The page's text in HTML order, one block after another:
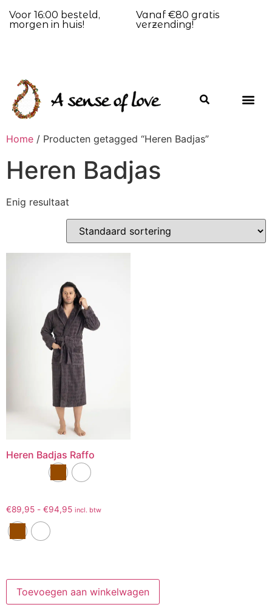
Voor 16:00 besteld,
morgen in huis!
Vanaf €80 gratis
verzending!
Home / Producten getagged “Heren Badjas”
Heren Badjas
Enig resultaat
Heren Badjas Raffo
€89,95 - €94,95 incl. btw
Toevoegen aan winkelwagen